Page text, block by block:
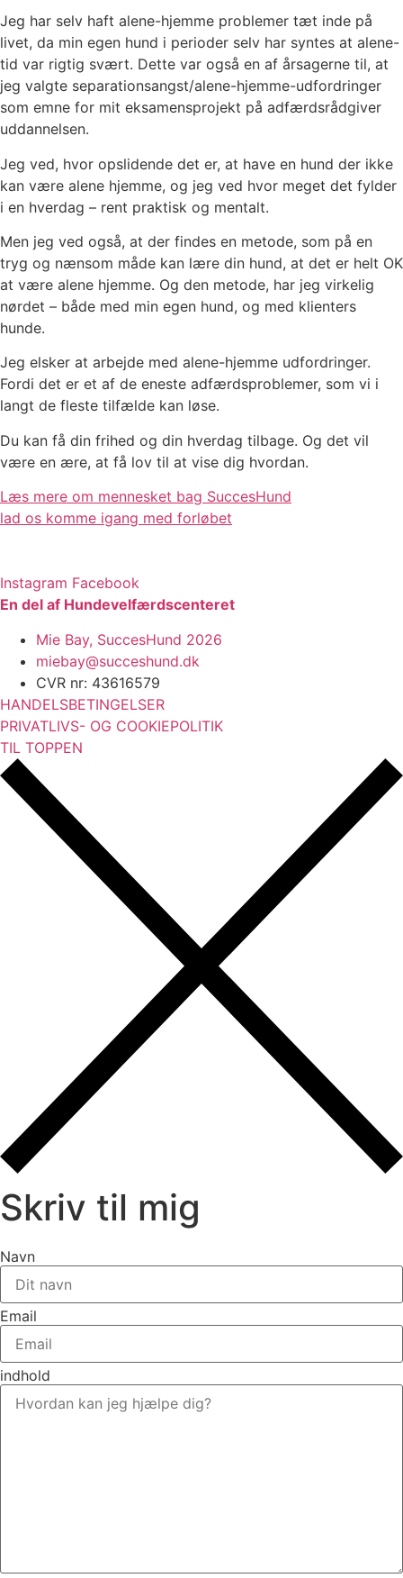
Jeg har selv haft alene-hjemme problemer tæt inde på
livet, da min egen hund i perioder selv har syntes at alene-
tid var rigtig svært. Dette var også en af årsagerne til, at
jeg valgte separationsangst/alene-hjemme-udfordringer
som emne for mit eksamensprojekt på adfærdsrådgiver
uddannelsen.
Jeg ved, hvor opslidende det er, at have en hund der ikke
kan være alene hjemme, og jeg ved hvor meget det fylder
i en hverdag – rent praktisk og mentalt.
Men jeg ved også, at der findes en metode, som på en
tryg og nænsom måde kan lære din hund, at det er helt OK
at være alene hjemme. Og den metode, har jeg virkelig
nørdet – både med min egen hund, og med klienters
hunde.
Jeg elsker at arbejde med alene-hjemme udfordringer.
Fordi det er et af de eneste adfærdsproblemer, som vi i
langt de fleste tilfælde kan løse.
Du kan få din frihed og din hverdag tilbage. Og det vil
være en ære, at få lov til at vise dig hvordan.
Læs mere om mennesket bag SuccesHund
lad os komme igang med forløbet
Instagram Facebook
En del af Hundevelfærdscenteret
Mie Bay, SuccesHund 2026
miebay@succeshund.dk
CVR nr: 43616579
HANDELSBETINGELSER
PRIVATLIVS- OG COOKIEPOLITIK
TIL TOPPEN
Skriv til mig
Navn
Email
indhold